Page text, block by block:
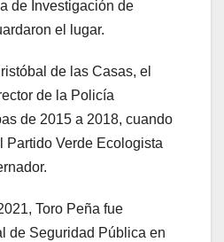
de Investigación de
el lugar.
de las Casas, el
de la Policía
de 2015 a 2018, cuando
Partido Verde Ecologista
Toro Peña fue
de Seguridad Pública en